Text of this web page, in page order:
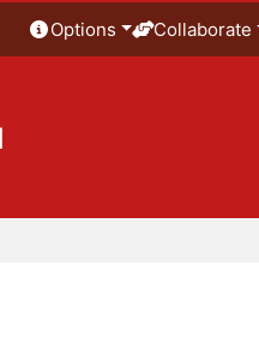
Options Collaborate